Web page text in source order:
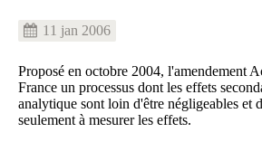
11 jan 2006
Proposé en octobre 2004, l'amendement
France un processus dont les effets
analytique sont loin d'être négligeables et
seulement à mesurer les effets.